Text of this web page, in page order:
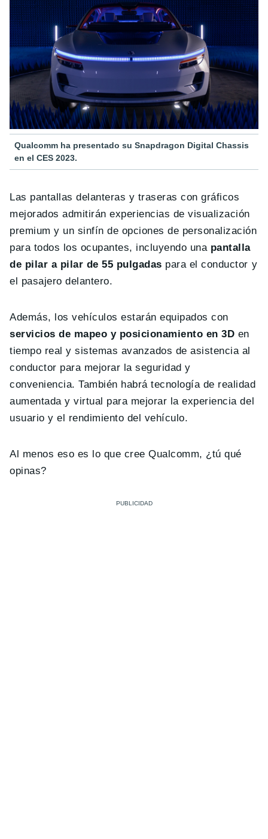
Qualcomm ha presentado su Snapdragon Digital Chassis
en el CES 2023.
Las pantallas delanteras y traseras con gráficos
mejorados admitirán experiencias de visualización
premium y un sinfín de opciones de personalización
para todos los ocupantes, incluyendo una pantalla
de pilar a pilar de 55 pulgadas para el conductor y
el pasajero delantero.
Además, los vehículos estarán equipados con
servicios de mapeo y posicionamiento en 3D en
tiempo real y sistemas avanzados de asistencia al
conductor para mejorar la seguridad y
conveniencia. También habrá tecnología de realidad
aumentada y virtual para mejorar la experiencia del
usuario y el rendimiento del vehículo.
Al menos eso es lo que cree Qualcomm, ¿tú qué
opinas?